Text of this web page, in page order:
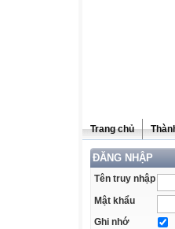
Trang chủ
ĐĂNG NHẬP
Tên truy nhập
Mật khẩu
Ghi nhớ